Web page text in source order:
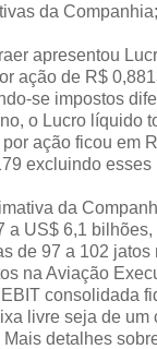
da Companhia;
apresentou
ação de R$
se impostos
o Lucro líquido
ação ficou em
excluindo esses
da
a US$ 6,1
de 97 a 102 jatos
na Aviação
consolidada
livre seja de um
detalhes